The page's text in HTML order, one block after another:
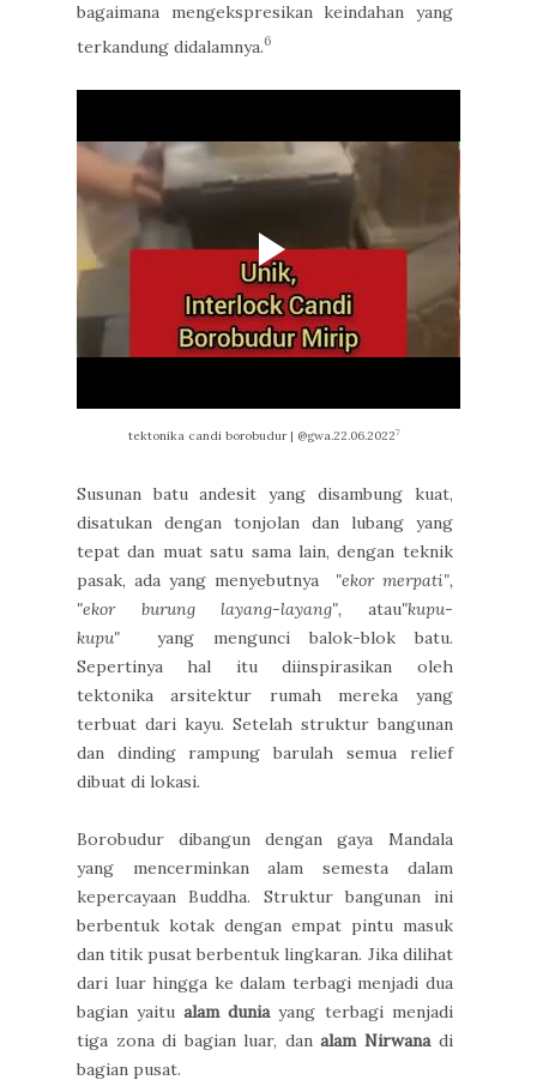
bagaimana mengekspresikan keindahan yang
terkandung didalamnya.6
tektonika candi borobudur | @gwa.22.06.20227
Susunan batu andesit yang disambung kuat,
disatukan dengan tonjolan dan lubang yang
tepat dan muat satu sama lain, dengan teknik
pasak, ada yang menyebutnya "ekor merpati",
"ekor burung layang-layang", atau"kupu-
kupu" yang mengunci balok-blok batu.
Sepertinya hal itu diinspirasikan oleh
tektonika arsitektur rumah mereka yang
terbuat dari kayu. Setelah struktur bangunan
dan dinding rampung barulah semua relief
dibuat di lokasi.
Borobudur dibangun dengan gaya Mandala
yang mencerminkan alam semesta dalam
kepercayaan Buddha. Struktur bangunan ini
berbentuk kotak dengan empat pintu masuk
dan titik pusat berbentuk lingkaran. Jika dilihat
dari luar hingga ke dalam terbagi menjadi dua
bagian yaitualam duniayang terbagi menjadi
tiga zona di bagian luar, danalam Nirwanadi
bagian pusat.